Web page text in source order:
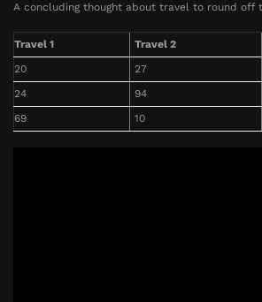
A concluding thought about travel to round off
Travel 1 Travel 2
20
27
24
94
69
10